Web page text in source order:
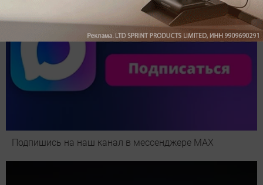
Подпишись на наш канал в мессенджере МАХ